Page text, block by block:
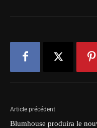
Article précédent
Blumhouse produira le